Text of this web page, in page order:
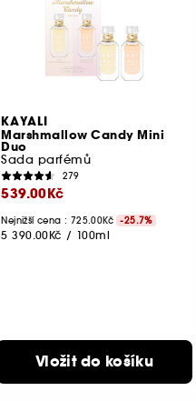
KAYALI
Marshmallow Candy Mini
Duo
Sada parfémů
279
539.00Kč
Nejnižší cena : 725.00Kč -25.7%
5 390.00Kč / 100ml
Vložit do košíku